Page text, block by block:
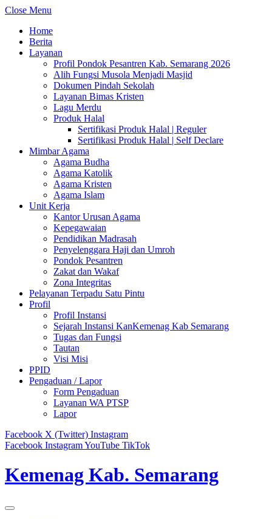
Close Menu
Home
Berita
Layanan
Profil Pondok Pesantren Kab. Semarang 2026
Alih Fungsi Musola Menjadi Masjid
Dokumen Pindah Sekolah
Layanan Bimas Kristen
Lagu Merdu
Produk Halal
Sertifikasi Produk Halal | Reguler
Sertifikasi Produk Halal | Self Declare
Mimbar Agama
Agama Budha
Agama Katolik
Agama Kristen
Agama Islam
Unit Kerja
Kantor Urusan Agama
Kepegawaian
Pendidikan Madrasah
Penyelenggara Haji dan Umroh
Pondok Pesantren
Zakat dan Wakaf
Zona Integritas
Pelayanan Terpadu Satu Pintu
Profil
Profil Instansi
Sejarah Instansi KanKemenag Kab Semarang
Tugas dan Fungsi
Tautan
Visi Misi
PPID
Pengaduan / Lapor
Form Pengaduan
Layanan WA PTSP
Lapor
Facebook X (Twitter) Instagram
Facebook InstagramYouTube TikTok
Kemenag Kab. Semarang